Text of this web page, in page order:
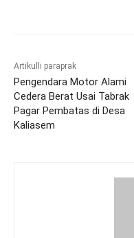
Artikulli paraprak
Pengendara Motor Alami
Cedera Berat Usai Tabrak
Pagar Pembatas di Desa
Kaliasem